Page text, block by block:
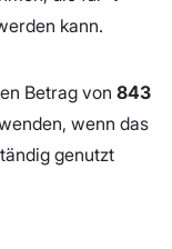
kann.
Betrag von 843
wenn das
genutzt